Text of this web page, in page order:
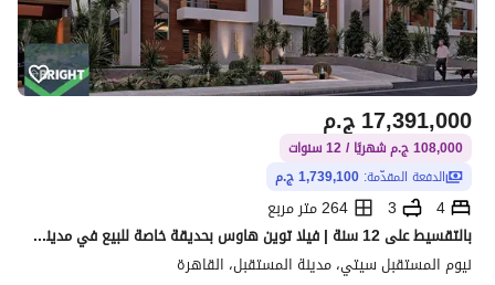
ج.م17,391,000
108,000 ج.م شهريًا / 12 سنوات
الدفعة المقدّمة: 1,739,100 ج.م
4
3
264 متر مربع
بالتقسيط على 12 سنة | فيلا توين هاوس بحديقة خاصة للبيع في مدينة المستقبل
نيوم المستقبل سيتي، مدينة المستقبل، القاهرة